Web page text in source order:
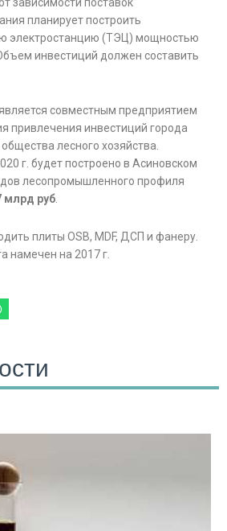
планирует построить
электростанцию (ТЭЦ) мощностью
инвестиций должен составить
совместным предприятием
привлечения инвестиций города
лесного хозяйства.
г. будет построено в Асиновском
лесопромышленного профиля
млрд руб.
плиты OSB, MDF, ДСП и фанеру.
намечен на 2017 г.